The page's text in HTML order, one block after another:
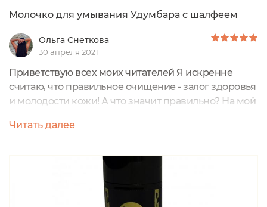
Молочко для умывания Удумбара с шалфеем
Ольга Снеткова
30 апреля 2021
Приветствую всех моих читателей Я искренне
считаю, что правильное очищение - залог здоровья
и молодости кожи! А что значит правильно? На мой
деликатным, безопасным и с продуманной
формулой, а не просто "натуральное"Года три назад
я подсела на умывание молочком, и с тех пор
периодически покупаю что-то новенькое от
разных брендов. Были очень приятные,...
Читать далее